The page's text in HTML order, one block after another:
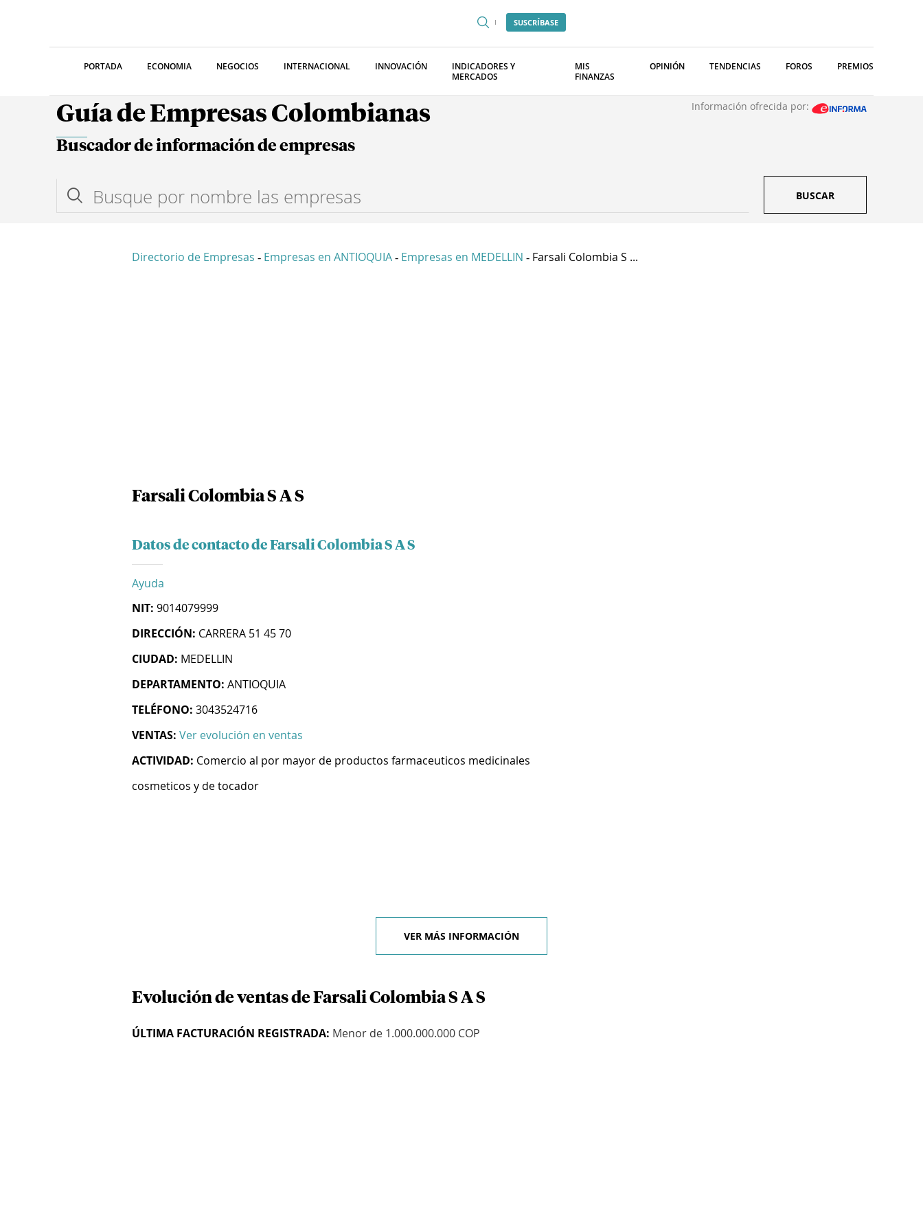
SUSCRÍBASE
PORTADA ECONOMIA NEGOCIOS INTERNACIONAL INNOVACIÓN
INDICADORES Y
MERCADOS
MIS
FINANZAS
OPINIÓN TENDENCIAS FOROS PREMIOS
Guía de Empresas Colombianas Información ofrecida por:
Buscador de información de empresas
BUSCAR
Directorio de Empresas - Empresas en ANTIOQUIA - Empresas en MEDELLIN - Farsali Colombia S ...
Farsali Colombia S A S
Datos de contacto de Farsali Colombia S A S
Ayuda
NIT: 9014079999
DIRECCIÓN: CARRERA 51 45 70
CIUDAD: MEDELLIN
DEPARTAMENTO: ANTIOQUIA
TELÉFONO: 3043524716
VENTAS: Ver evolución en ventas
ACTIVIDAD: Comercio al por mayor de productos farmaceuticos medicinales
cosmeticos y de tocador
VER MÁS INFORMACIÓN
Evolución de ventas de Farsali Colombia S A S
ÚLTIMA FACTURACIÓN REGISTRADA: Menor de 1.000.000.000 COP